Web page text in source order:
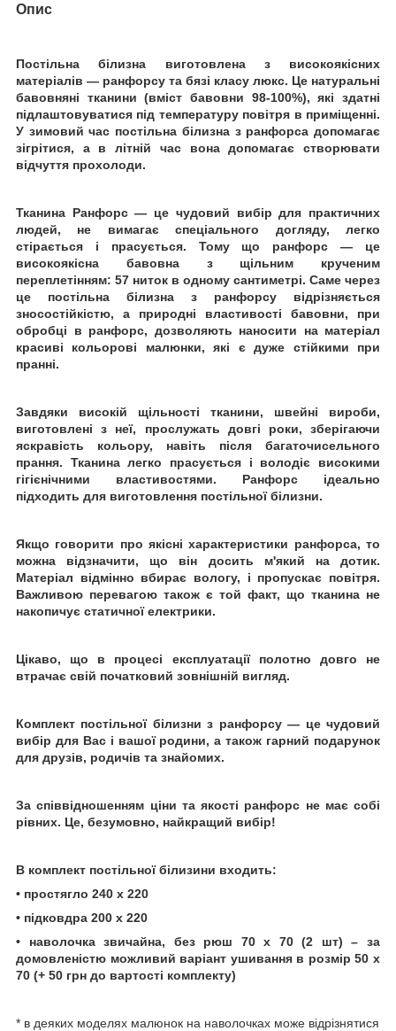
Опис
Постільна білизна виготовлена з високоякісних
матеріалів ― ранфорсу та бязі класу люкс. Це натуральні
бавовняні тканини (вміст бавовни 98-100%), які здатні
підлаштовуватися під температуру повітря в приміщенні.
У зимовий час постільна білизна з ранфорса допомагає
зігрітися, а в літній час вона допомагає створювати
відчуття прохолоди.
Тканина Ранфорс ― це чудовий вибір для практичних
людей, не вимагає спеціального догляду, легко
стірається і прасується. Тому що ранфорс ― це
високоякісна бавовна з щільним крученим
переплетінням: 57 ниток в одному сантиметрі. Саме через
це постільна білизна з ранфорсу відрізняється
зносостійкістю, а природні властивості бавовни, при
обробці в ранфорс, дозволяють наносити на матеріал
красиві кольорові малюнки, які є дуже стійкими при
пранні.
Завдяки високій щільності тканини, швейні вироби,
виготовлені з неї, прослужать довгі роки, зберігаючи
яскравість кольору, навіть після багаточисельного
прання. Тканина легко прасується і володіє високими
гігієнічними властивостями. Ранфорс ідеально
підходить для виготовлення постільної білизни.
Якщо говорити про якісні характеристики ранфорса, то
можна відзначити, що він досить м'який на дотик.
Матеріал відмінно вбирає вологу, і пропускає повітря.
Важливою перевагою також є той факт, що тканина не
накопичує статичної електрики.
Цікаво, що в процесі експлуатації полотно довго не
втрачає свій початковий зовнішній вигляд.
Комплект постільної білизни з ранфорсу ― це чудовий
вибір для Вас і вашої родини, а також гарний подарунок
для друзів, родичів та знайомих.
За співвідношенням ціни та якості ранфорс не має собі
рівних. Це, безумовно, найкращий вибір!
В комплект постільної білизини входить:
• простягло 240 х 220
• підковдра 200 х 220
• наволочка звичайна, без рюш 70 х 70 (2 шт) – за
домовленістю можливий варіант ушивання в розмір 50 х
70 (+ 50 грн до вартості комплекту)
* в деяких моделях малюнок на наволочках може відрізнятися